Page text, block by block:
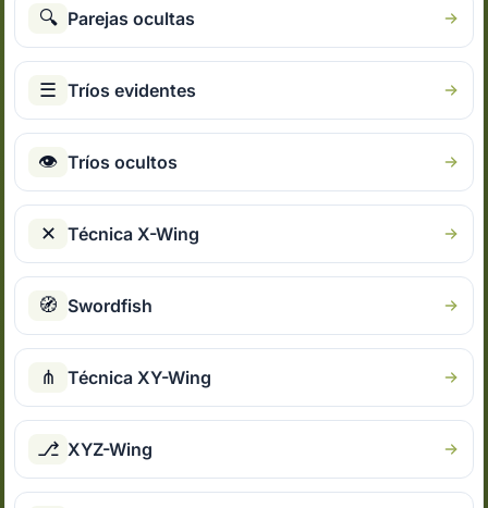
🔍 Parejas ocultas
☰ Tríos evidentes
👁 Tríos ocultos
✕ Técnica X-Wing
🧭 Swordfish
⋔ Técnica XY-Wing
⎇ XYZ-Wing